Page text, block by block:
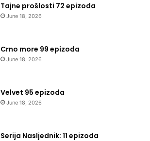
Tajne prošlosti 72 epizoda
June 18, 2026
Crno more 99 epizoda
June 18, 2026
Velvet 95 epizoda
June 18, 2026
Serija Nasljednik: 11 epizoda